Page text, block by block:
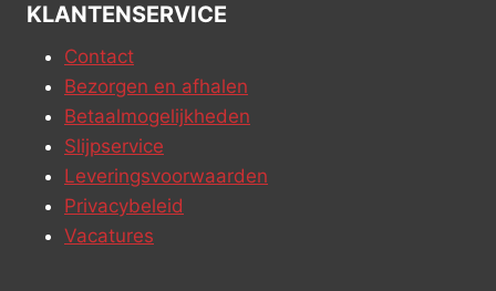
KLANTENSERVICE
Contact
Bezorgen en afhalen
Betaalmogelijkheden
Slijpservice
Leveringsvoorwaarden
Privacybeleid
Vacatures